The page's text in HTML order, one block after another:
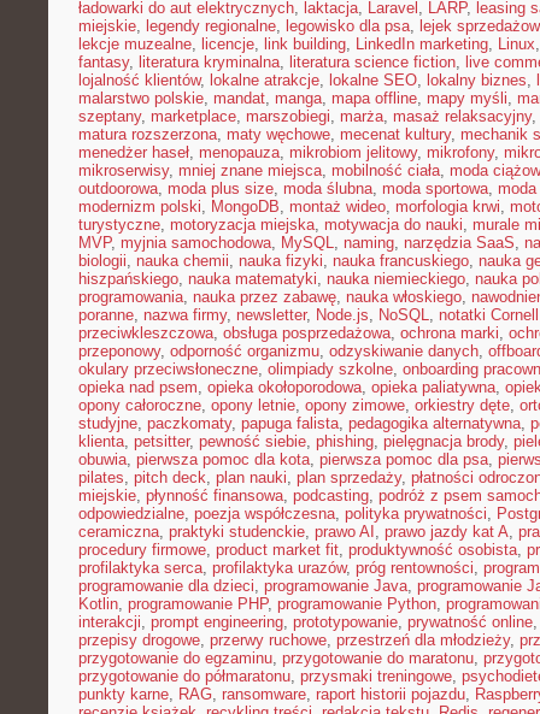
ładowarki do aut elektrycznych, laktacja, Laravel , LARP, leasing
miejskie, legendy regionalne, legowisko dla psa, lejek
lekcje muzealne, licencje, link building, LinkedIn marketing, Linux
fantasy, literatura kryminalna, literatura science fiction, live
lojalność klientów, lokalne atrakcje, lokalne SEO, lokalny biznes,
malarstwo polskie, mandat, manga, mapa offline, mapy myśli,
szeptany, marketplace, marszobiegi, marża, masaż relaksacyjny,
matura rozszerzona, maty węchowe, mecenat kultury, mechanik
menedżer haseł, menopauza, mikrobiom jelitowy, mikrofony,
mikroserwisy, mniej znane miejsca, mobilność ciała, moda
outdoorowa, moda plus size, moda ślubna, moda sportowa,
modernizm polski, MongoDB, montaż wideo, morfologia krwi,
turystyczne, motoryzacja miejska, motywacja do nauki, murale
MVP, myjnia samochodowa, MySQL, naming, narzędzia SaaS,
biologii, nauka chemii, nauka fizyki, nauka francuskiego, nauka
hiszpańskiego, nauka matematyki, nauka niemieckiego, nauka
programowania, nauka przez zabawę, nauka włoskiego,
poranne, nazwa firmy, newsletter, Node.js, NoSQL, notatki Cornell
przeciwkleszczowa, obsługa posprzedażowa, ochrona marki,
przeponowy, odporność organizmu, odzyskiwanie danych,
okulary przeciwsłoneczne, olimpiady szkolne, onboarding
opieka nad psem, opieka okołoporodowa, opieka paliatywna,
opony całoroczne, opony letnie, opony zimowe, orkiestry dęte,
studyjne, paczkomaty, papuga falista, pedagogika alternatywna,
klienta, petsitter, pewność siebie, phishing, pielęgnacja brody,
obuwia, pierwsza pomoc dla kota, pierwsza pomoc dla psa,
pilates, pitch deck, plan nauki, plan sprzedaży, płatności
miejskie, płynność finansowa, podcasting, podróż z psem
odpowiedzialne, poezja współczesna, polityka prywatności,
ceramiczna, praktyki studenckie, prawo AI , prawo jazdy kat A,
procedury firmowe, product market fit, produktywność osobista,
profilaktyka serca, profilaktyka urazów, próg rentowności,
programowanie dla dzieci, programowanie Java, programowanie
Kotlin, programowanie PHP, programowanie Python,
interakcji, prompt engineering, prototypowanie, prywatność online
przepisy drogowe, przerwy ruchowe, przestrzeń dla młodzieży,
przygotowanie do egzaminu, przygotowanie do maratonu,
przygotowanie do półmaratonu, przysmaki treningowe,
punkty karne, RAG, ransomware, raport historii pojazdu,